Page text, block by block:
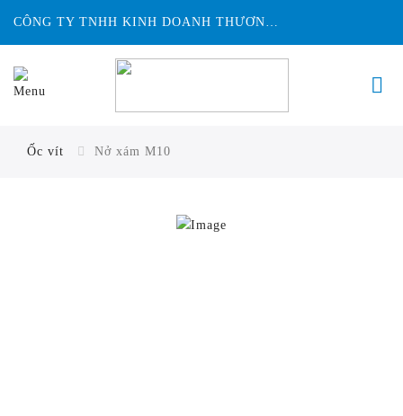
CÔNG TY TNHH KINH DOANH THƯƠNG MẠI ĐỨC HUY INTECH
Ốc vít Nở xám M10